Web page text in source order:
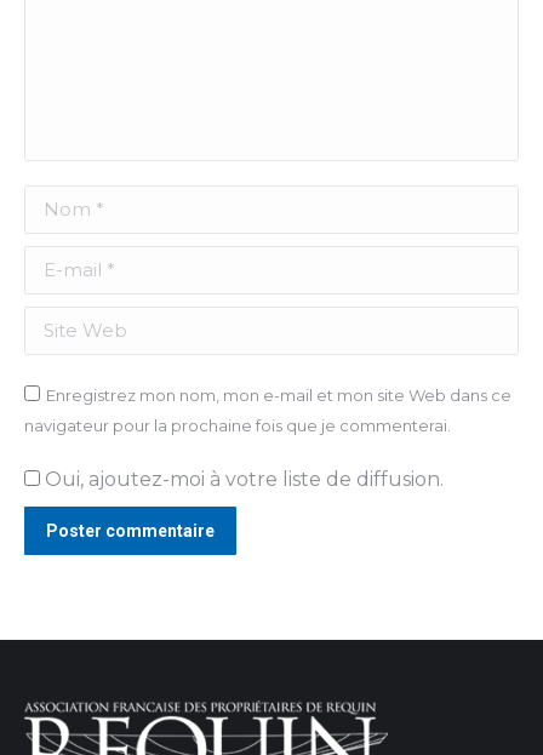
Nom *
E-mail *
Site Web
Enregistrez mon nom, mon e-mail et mon site Web dans ce
navigateur pour la prochaine fois que je commenterai.
Oui, ajoutez-moi à votre liste de diffusion.
Poster commentaire